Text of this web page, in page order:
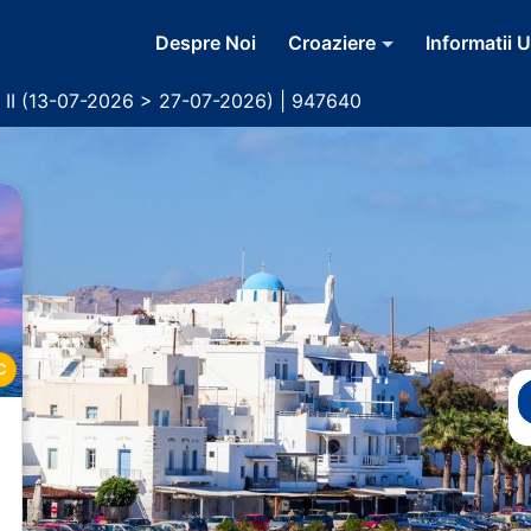
Despre Noi Croaziere Informatii
II (13-07-2026 > 27-07-2026) | 947640